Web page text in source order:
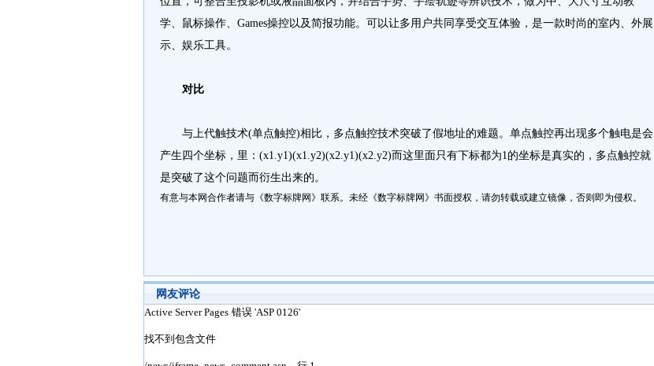
学、鼠标操作、Games操控以及简报功能。可以让多用户共同享受交互体验，是一款时尚的室内、外展
示、娱乐工具。
对比‍
与上代触技术(单点触控)相比，多点触控技术突破了假地址的难题。单点触控再出现多个触电是会
产生四个坐标，里：(x1.y1)(x1.y2)(x2.y1)(x2.y2)而这里面只有下标都为1的坐标是真实的，多点触控就
是突破了这个问题而衍生出来的。
有意与本网合作者请与《数字标牌网》联系。未经《数字标牌网》书面授权，请勿转载或建立镜像，否则即为侵权。
网友评论